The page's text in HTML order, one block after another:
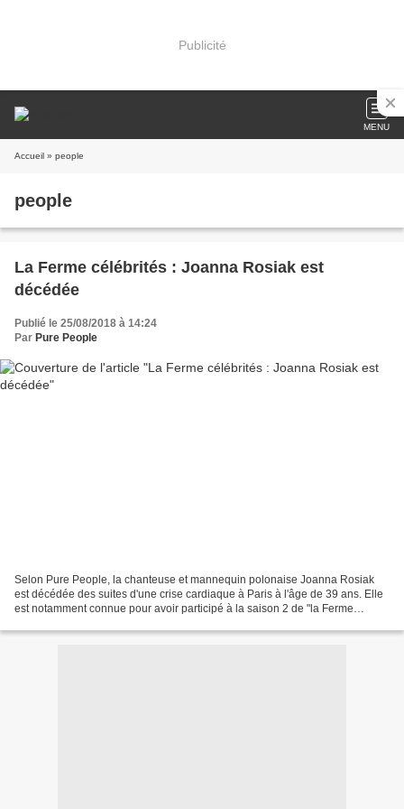
Publicité
MENU
Accueil » people
people
La Ferme célébrités : Joanna Rosiak est
décédée
Publié le 25/08/2018 à 14:24
Par Pure People
Selon Pure People, la chanteuse et mannequin polonaise Joanna Rosiak
est décédée des suites d'une crise cardiaque à Paris à l'âge de 39 ans. Elle
est notamment connue pour avoir participé à la saison 2 de "la Ferme